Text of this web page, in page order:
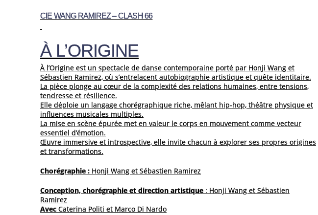
CIE WANG RAMIREZ – CLASH 66
À L’ORIGINE
À l’Origine est un spectacle de danse contemporaine porté par Honji Wang et
Sébastien Ramirez, où s’entrelacent autobiographie artistique et quête identitaire.
La pièce plonge au cœur de la complexité des relations humaines, entre tensions,
tendresse et résilience.
Elle déploie un langage chorégraphique riche, mêlant hip-hop, théâtre physique et
influences musicales multiples.
La mise en scène épurée met en valeur le corps en mouvement comme vecteur
essentiel d’émotion.
Œuvre immersive et introspective, elle invite chacun à explorer ses propres origines
et transformations.
Chorégraphie : Honji Wang et Sébastien Ramirez
Conception, chorégraphie et direction artistique : Honji Wang et Sébastien
Ramirez
Avec Caterina Politi et Marco Di Nardo